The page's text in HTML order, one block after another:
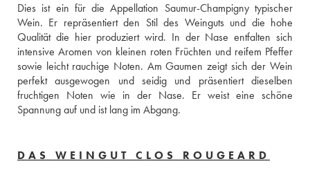
Dies ist ein für die Appellation Saumur-Champigny typischer
Wein. Er repräsentiert den Stil des Weinguts und die hohe
Qualität die hier produziert wird. In der Nase entfalten sich
intensive Aromen von kleinen roten Früchten und reifem Pfeffer
sowie leicht rauchige Noten. Am Gaumen zeigt sich der Wein
perfekt ausgewogen und seidig und präsentiert dieselben
fruchtigen Noten wie in der Nase. Er weist eine schöne
Spannung auf und ist lang im Abgang.
DAS WEINGUT CLOS ROUGEARD